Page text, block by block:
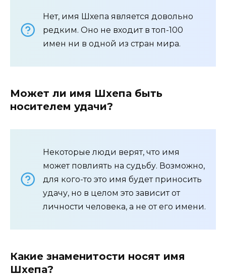
Нет, имя Шхепа является довольно
редким. Оно не входит в топ-100
имен ни в одной из стран мира.
Может ли имя Шхепа быть
носителем удачи?
Некоторые люди верят, что имя
может повлиять на судьбу. Возможно,
для кого-то это имя будет приносить
удачу, но в целом это зависит от
личности человека, а не от его имени.
Какие знаменитости носят имя
Шхепа?